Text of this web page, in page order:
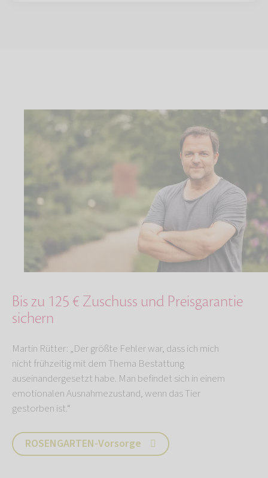
Bis zu 125 € Zuschuss und Preisgarantie
sichern
Martin Rütter: „Der größte Fehler war, dass ich mich
nicht frühzeitig mit dem Thema Bestattung
auseinandergesetzt habe. Man befindet sich in einem
emotionalen Ausnahmezustand, wenn das Tier
gestorben ist.“
ROSENGARTEN-Vorsorge